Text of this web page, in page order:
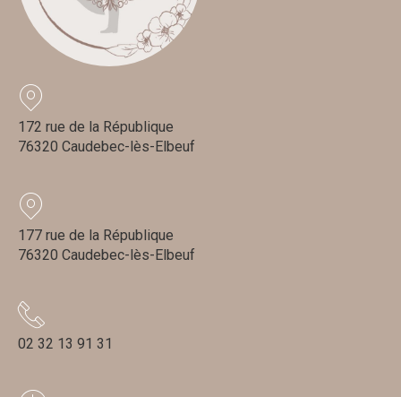
172 rue de la République
76320 Caudebec-lès-Elbeuf
177 rue de la République
76320 Caudebec-lès-Elbeuf
02 32 13 91 31